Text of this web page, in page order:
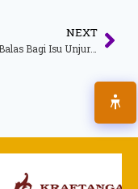
NEXT
Maklum Balas Bagi Isu Unjuran Kadar Purata Penginapan Malaysia Yang Dibangkitkan Oleh YB Lim Guan Eng